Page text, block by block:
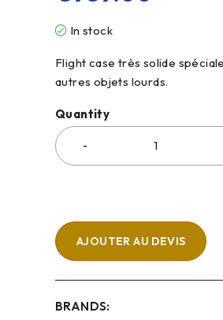
In stock
Flight case très solide
autres objets lourds.
Quantity
AJOUTER AU DEVIS
BRANDS: